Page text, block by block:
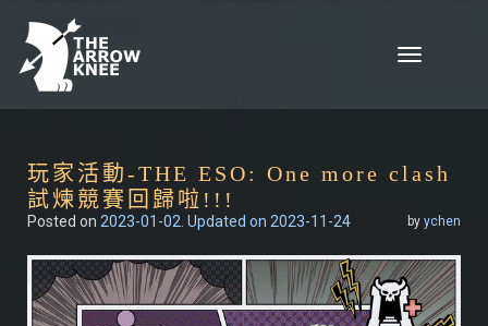
Skip to content
Toggle
玩家活動-THE ESO: One more clash
試煉競賽回歸啦!!!
Posted on 2023-01-02 . Updated on 2023-11-24 by ychen